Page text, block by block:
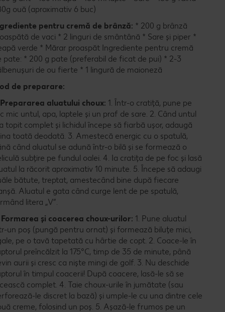
ouă (aproximativ 6 buc)
pentru cremă de brânză: * 200 g brânză
de vaci * 2 linguri de smântână * Sare și piper *
verde * Mărar proaspăt Ingrediente pentru cremă
pate: * 200 g pate (preferabil de ficat de pui) * 2-3
de ou fierte * 1 lingură de maioneză
de preparare:
Prepararea aluatului choux: 1. Într-o cratiță, pune pe
mic untul, apa, laptele și un praf de sare. 2. Când untul
topit complet și lichidul începe să fiarbă ușor, adaugă
toată deodată. 3. Amestecă energic cu o spatulă,
când aluatul se adună într-o bilă și se formează o
subțire pe fundul oalei. 4. Ia cratița de pe foc și lasă
la răcorit aproximativ 10 minute. 5. Începe să adaugi
bătute, treptat, amestecând bine după fiecare
Aluatul e gata când curge lent de pe spatulă,
litera „V”.
Formarea și coacerea choux-urilor: 1. Pune aluatul
un poș (pungă pentru ornat) și formează biluțe mici,
pe o tavă tapetată cu hârtie de copt. 2. Coace-le în
preîncălzit la 175°C, timp de 35 de minute, până
aurii și cresc ca niște mingi de golf. 3. Nu deschide
în timpul coacerii! După coacere, lasă-le să se
complet. 4. Taie choux-urile în jumătate (sau
le discret la bază) și umple-le cu una dintre cele
creme, folosind un poș. 5. Așază-le frumos pe un